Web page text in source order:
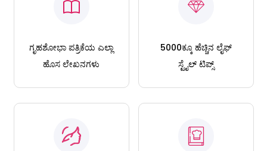
ಗೃಹಶೋಭಾ ಪತ್ರಿಕೆಯ ಎಲ್ಲಾ
ಹೊಸ ಲೇಖನಗಳು
5000ಕ್ಕೂ ಹೆಚ್ಚಿನ ಲೈಫ್
ಸ್ಟೈಲ್ ಟಿಪ್ಸ್